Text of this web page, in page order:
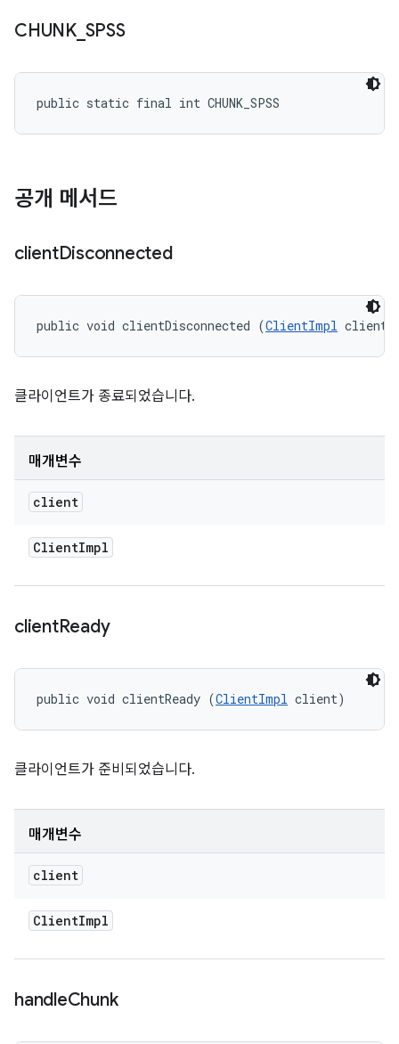
CHUNK_ SPSS
public static final int CHUNK_SPSS
공개 메서드
clientDisconnected
public void clientDisconnected (ClientImpl client)
클라이언트가 종료되었습니다.
매개변수
client
ClientImpl
clientReady
public void clientReady (ClientImpl client)
클라이언트가 준비되었습니다.
매개변수
client
ClientImpl
handleChunk